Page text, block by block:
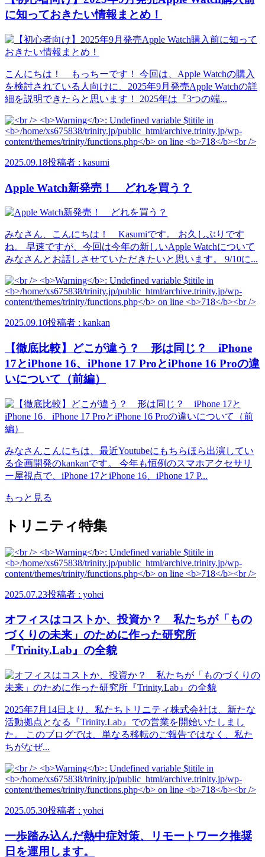
に知っておきたい情報まとめ！
こんにちは！ もっちーです！ 今回は、Apple Watchの購入
を検討されている人向けに、2025年9月発売Apple Watchの詳
細を説明できたらと思います！ 2025年は『3つの端...
2025.09.18投稿者 : kasumi
Apple Watch新発売！ どれを買う？
みなさん、こんにちは！ Kasumiです。 お久しぶりです
ね。 早速ですが、今回は今年の新しいApple Watchについて
みなさんとお話しさせていただきたいと思います。 9/10に...
2025.09.10投稿者 : kankan
【徹底比較】どこが違う？ 形は同じ？ iPhone
17とiPhone 16、iPhone 17 ProとiPhone 16 Proの違
いについて（前編）
みなさんこんにちは、最近Youtubeにもちらほら出演してい
る企画開発のkankanです。 今年も恒例のスマホアクセサリ
ー屋視点で、iPhone 17とiPhone 16、iPhone 17 P...
もっと見る
トリニティ特集
2025.07.23投稿者 : yohei
オフィスはコストか、投資か？ 私たちが「もの
づくりの未来」のために作った研究所
『Trinity.Lab』の全貌
2025年7月14日より、私たちトリニティ株式会社は、新たな
活動拠点となる『Trinity.Lab』での営業を開始いたしまし
た。 このブログでは、単なる移転のご報告ではなく、私た
ちがなぜ...
2025.05.30投稿者 : yohei
一歩踏み込んだ熱中症対策、リモートワーク推奨
日を運用します。